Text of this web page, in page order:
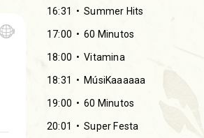
16:31 Summer Hits
17:00 60 Minutos
18:00 Vitamina
18:31 MúsiKaaaaaa
19:00 60 Minutos
20:01 Super Festa